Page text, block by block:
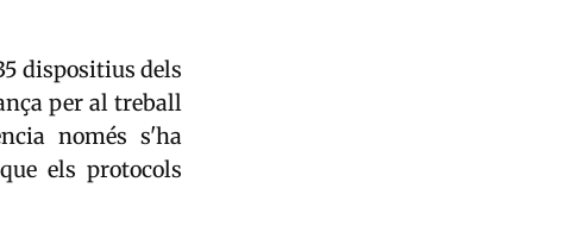
dispositius dels
per al treball
només s'ha
els protocols